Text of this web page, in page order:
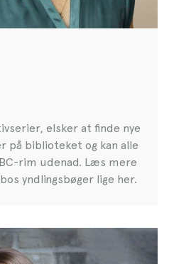
elsker at finde nye
på biblioteket og kan alle
rim udenad. Læs mere
yndlingsbøger lige her.